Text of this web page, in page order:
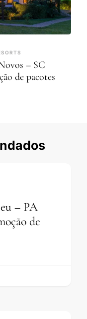
– SC
de pacotes
– PA
de